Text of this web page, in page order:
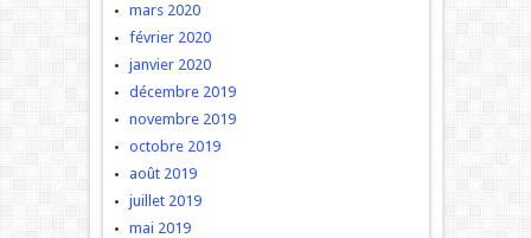
mars 2020
février 2020
janvier 2020
décembre 2019
novembre 2019
octobre 2019
août 2019
juillet 2019
mai 2019